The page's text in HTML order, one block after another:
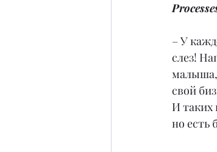
– У
слез!
малыша,
свой
И таких
но есть